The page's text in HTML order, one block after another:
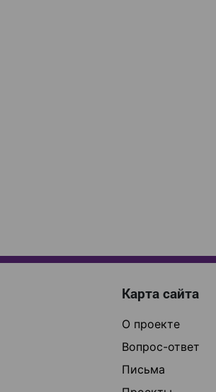
Карта сайта
О проекте
Вопрос-ответ
Письма